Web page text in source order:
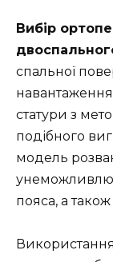
Вибір
спальної
навантаження
статури з
подібного
модель
пояса, а